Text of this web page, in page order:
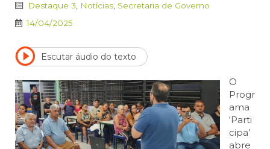
Destaque 3 Notícias Secretaria de Governo
14/04/2025
Escutar áudio do texto
O
Progr
ama
‘Parti
cipa’
abre